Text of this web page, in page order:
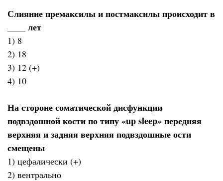
Слияние премаксилы и постмаксилы происходит в
____ лет
1) 8
2) 18
3) 12 (+)
4) 10
На стороне соматической дисфункции
подвздошной кости по типу «up sleep» передняя
верхняя и задняя верхняя подвздошные ости
смещены
1) цефалически (+)
2) вентрально